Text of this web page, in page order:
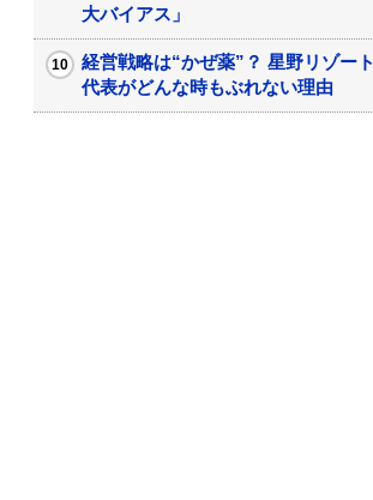
大バイアス」
経営戦略は“かぜ薬”？ 星野リゾート
代表がどんな時もぶれない理由